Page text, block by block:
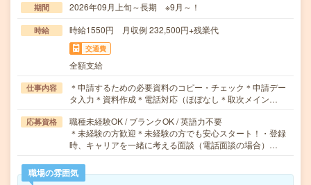
期間 2026年09月上旬～長期 ※9月～！
時給 時給1550円 月収例 232,500円+残業代
交通費
全額支給
仕事内容
＊申請するための必要資料のコピー・チェック＊申請デー
タ入力＊資料作成＊電話対応（ほぼなし＊取次メイン…
応募資格
職種未経験OK / ブランクOK / 英語力不要
＊未経験の方歓迎＊未経験の方でも安心スタート！・登録
時、キャリアを一緒に考える面談（電話面談の場合）…
職場の雰囲気